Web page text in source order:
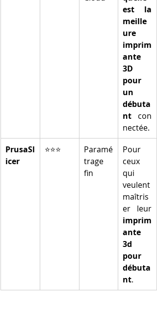
est la
meille
ure
imprim
ante
3D
pour
un
débuta
nt con
nectée.
PrusaSl
icer
⭐⭐⭐
Paramé
trage
fin
Pour
ceux
qui
veulent
maîtris
imprim
ante
3d
pour
débuta
nt.